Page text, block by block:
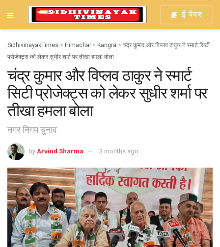
ई पेपर
SidhivinayakTimes > Himachal > Kangra > चंद्र कुमार और विप्लव ठाकुर ने स्मार्ट सिटी
प्रोजेक्ट्स को लेकर सुधीर शर्मा पर तीखा हमला बोला
चंद्र कुमार और विप्लव ठाकुर ने स्मार्ट
सिटी प्रोजेक्ट्स को लेकर सुधीर शर्मा पर
तीखा हमला बोला
नगर निगम चुनाव
by Arvind Sharma 3 months ago